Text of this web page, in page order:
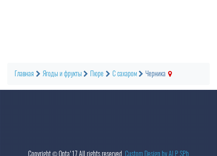
Главная Ягоды и фрукты Пюре С сахаром Черника
Copyright ©Opta'17 All rights reserved.Custom Design by Al.P.SPb